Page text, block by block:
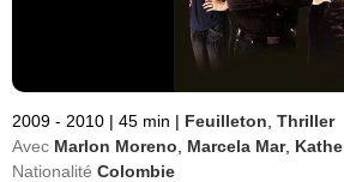
2009 - 2010 | 45 min | Feuilleton Thriller
Avec Marlon Moreno Marcela Mar,
Nationalité Colombie